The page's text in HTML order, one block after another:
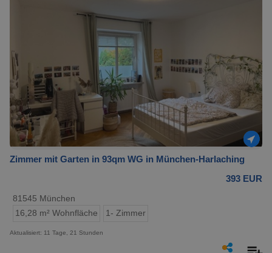
Zimmer mit Garten in 93qm WG in München-Harlaching
393 EUR
81545 München
16,28 m² Wohnfläche
1- Zimmer
Aktualisiert: 11 Tage, 21 Stunden